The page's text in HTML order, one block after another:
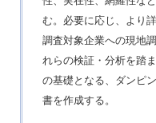
む。必要に応じ、より
調査対象企業への現地
れらの検証・分析を踏
の基礎となる、ダンピ
書を作成する。